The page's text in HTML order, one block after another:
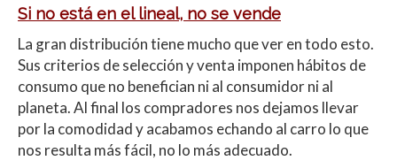
Si no está en el lineal, no se vende
La gran distribución tiene mucho que ver en todo esto.
Sus criterios de selección y venta imponen hábitos de
consumo que no benefician ni al consumidor ni al
planeta. Al final los compradores nos dejamos llevar
por la comodidad y acabamos echando al carro lo que
nos resulta más fácil, no lo más adecuado.